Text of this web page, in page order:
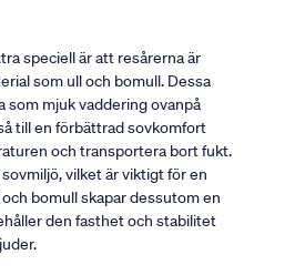
speciell är att resårerna är
som ull och bomull. Dessa
som mjuk vaddering ovanpå
till en förbättrad sovkomfort
och transportera bort fukt.
vilket är viktigt för en
bomull skapar dessutom en
den fasthet och stabilitet